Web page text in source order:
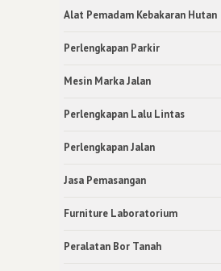
Alat Pemadam Kebakaran Hutan
Perlengkapan Parkir
Mesin Marka Jalan
Perlengkapan Lalu Lintas
Perlengkapan Jalan
Jasa Pemasangan
Furniture Laboratorium
Peralatan Bor Tanah